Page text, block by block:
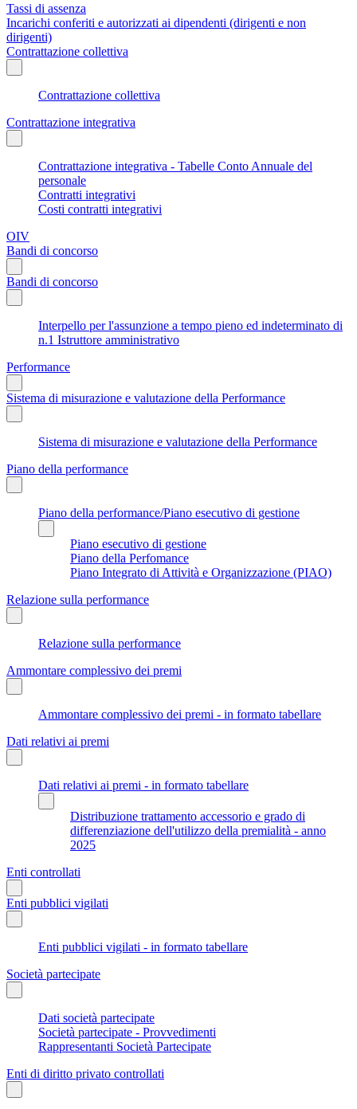
Tassi di assenza
Incarichi conferiti e autorizzati ai dipendenti (dirigenti e non
dirigenti)
Contrattazione collettiva
Contrattazione collettiva
Contrattazione integrativa
Contrattazione integrativa - Tabelle Conto Annuale del
personale
Contratti integrativi
Costi contratti integrativi
OIV
Bandi di concorso
Bandi di concorso
Interpello per l'assunzione a tempo pieno ed indeterminato di
n.1 Istruttore amministrativo
Performance
Sistema di misurazione e valutazione della Performance
Sistema di misurazione e valutazione della Performance
Piano della performance
Piano della performance/Piano esecutivo di gestione
Piano esecutivo di gestione
Piano della Perfomance
Piano Integrato di Attività e Organizzazione (PIAO)
Relazione sulla performance
Relazione sulla performance
Ammontare complessivo dei premi
Ammontare complessivo dei premi - in formato tabellare
Dati relativi ai premi
Dati relativi ai premi - in formato tabellare
Distribuzione trattamento accessorio e grado di
differenziazione dell'utilizzo della premialità - anno
2025
Enti controllati
Enti pubblici vigilati
Enti pubblici vigilati - in formato tabellare
Società partecipate
Dati società partecipate
Società partecipate - Provvedimenti
Rappresentanti Società Partecipate
Enti di diritto privato controllati